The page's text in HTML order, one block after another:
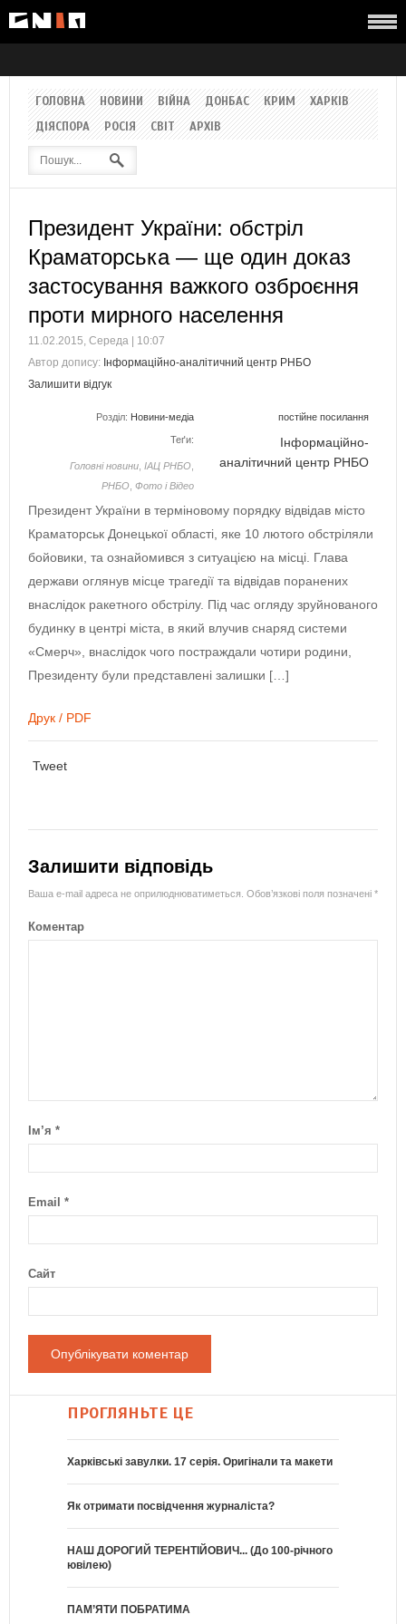
ГОЛОВНА НОВИНИ ВІЙНА ДОНБАС КРИМ
ХАРКІВ
ДІЯСПОРА
РОСІЯ СВІТ АРХІВ
Президент України: обстріл
Краматорська — ще один доказ
застосування важкого озброєння
проти мирного населення
11.02.2015, Середа | 10:07
Автор допису: Інформаційно-аналітичний центр РНБО
Залишити відгук
Розділ: Новини-медіа постійне посилання
Теґи:
Головнi новини ІАЦ РНБО
РНБО Фото і Відео
Інформаційно-
аналітичний центр РНБО
Президент України в терміновому порядку відвідав місто
Краматорськ Донецької області, яке 10 лютого обстріляли
бойовики, та ознайомився з ситуацією на місці. Глава
держави оглянув місце трагедії та відвідав поранених
внаслідок ракетного обстрілу. Під час огляду зруйнованого
будинку в центрі міста, в який влучив снаряд системи
«Смерч», внаслідок чого постраждали чотири родини,
Президенту були представлені залишки […]
Друк / PDF
Tweet
Залишити відповідь
Ваша e-mail адреса не оприлюднюватиметься. Обов’язкові поля позначені *
Коментар
Ім’я *
Email *
Сайт
ПРОГЛЯНЬТЕ ЦЕ
Харківські завулки. 17 серія. Оригінали та макети
Як отримати посвідчення журналіста?
НАШ ДОРОГИЙ ТЕРЕНТІЙОВИЧ... (До 100-річного
ювілею)
ПАМ’ЯТИ ПОБРАТИМА